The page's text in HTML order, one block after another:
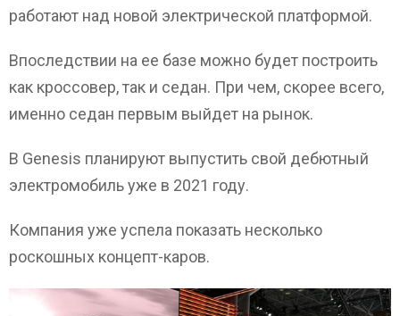
работают над новой электрической платформой.
Впоследствии на ее базе можно будет построить
как кроссовер, так и седан. При чем, скорее всего,
именно седан первым выйдет на рынок.
В Genesis планируют выпустить свой дебютный
электромобиль уже в 2021 году.
Компания уже успела показать несколько
роскошных концепт-каров.